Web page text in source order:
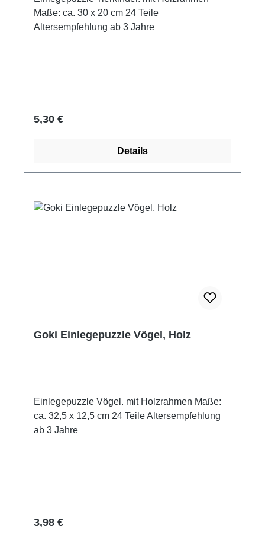
Maße: ca. 30 x 20 cm 24 Teile
Altersempfehlung ab 3 Jahre
Regulärer Preis:
5,30 €
Details
Goki Einlegepuzzle Vögel, Holz
Einlegepuzzle Vögel. mit Holzrahmen Maße:
ca. 32,5 x 12,5 cm 24 Teile Altersempfehlung
ab 3 Jahre
Regulärer Preis:
3,98 €